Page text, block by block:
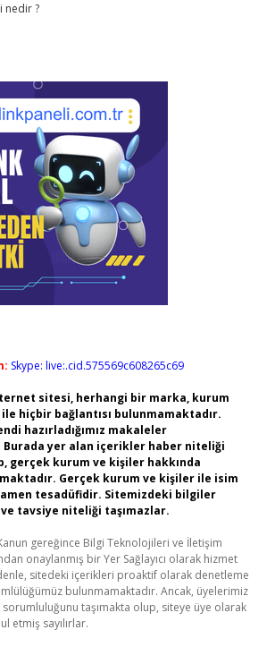
nedir ?
Skype: live:.cid.575569c608265c69
sitesi, herhangi bir marka, kurum
hiçbir bağlantısı bulunmamaktadır.
hazırladığımız makaleler
Burada yer alan içerikler haber niteliği
gerçek kurum ve kişiler hakkında
Gerçek kurum ve kişiler ile isim
tesadüfidir. Sitemizdeki bilgiler
tavsiye niteliği taşımazlar.
Kanun gereğince Bilgi Teknolojileri ve İletişim
onaylanmış bir Yer Sağlayıcı olarak hizmet
sitedeki içerikleri proaktif olarak denetleme
bulunmamaktadır. Ancak, üyelerimiz
sorumluluğunu taşımakta olup, siteye üye olarak
etmiş sayılırlar.